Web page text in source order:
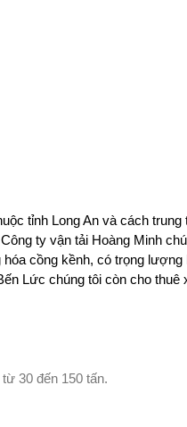
tỉnh Long An và cách
ty vận tải Hoàng Minh
cồng kềnh, có trọng
Lức chúng tôi còn cho
30 đến 150 tấn.